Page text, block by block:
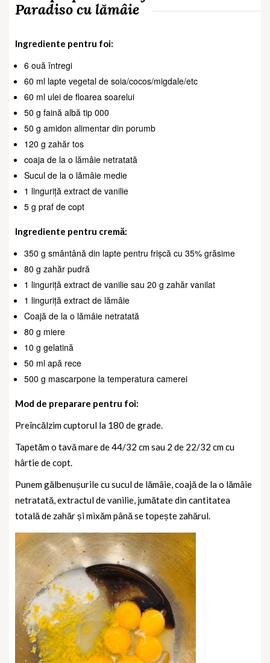
Paradiso cu lămâie
Ingrediente pentru foi:
6 ouă întregi
60 ml lapte vegetal de soia/cocos/migdale/etc
60 ml ulei de floarea soarelui
50 g faină albă tip 000
50 g amidon alimentar din porumb
120 g zahăr tos
coaja de la o lămâie netratată
Sucul de la o lămâie medie
1 linguriță extract de vanilie
5 g praf de copt
Ingrediente pentru cremă:
350 g smântână din lapte pentru frișcă cu 35% grăsime
80 g zahăr pudră
1 linguriță extract de vanilie sau 20 g zahăr vanilat
1 linguriță extract de lămâie
Coajă de la o lămâie netratată
80 g miere
10 g gelatină
50 ml apă rece
500 g mascarpone la temperatura camerei
Mod de preparare pentru foi:
Preîncălzim cuptorul la 180 de grade.
Tapetăm o tavă mare de 44/32 cm sau 2 de 22/32 cm cu
hârtie de copt.
Punem gălbenușurile cu sucul de lămâie, coajă de la o lămâie
netratată, extractul de vanilie, jumătate din cantitatea
totală de zahăr și mixăm până se topește zahărul.